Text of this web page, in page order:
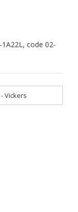
code 02-
- Vickers